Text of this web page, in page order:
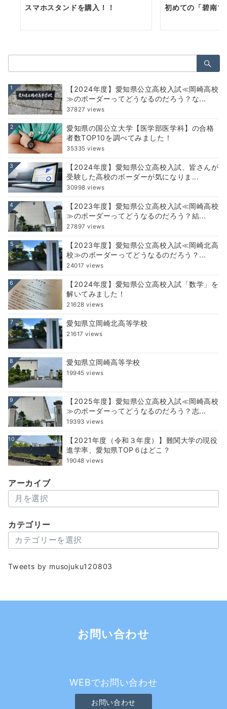
スマホスタンドを購入！！ 初めての「碧南
索：
1
【2024年度】愛知県公立高校入試≪岡崎高校
≫のボーダーってどうなるのだろう？な...
37827 views
2
愛知県の国公立大学【医学部医学科】の合格
者数TOP10を調べてみました！
35335 views
3
【2024年度】愛知県公立高校入試、皆さんが
受験した高校のボーダーが気になりま...
30998 views
4
【2023年度】愛知県公立高校入試≪岡崎高校
≫のボーダーってどうなるのだろう？結...
27897 views
5
【2023年度】愛知県公立高校入試≪岡崎北高
校≫のボーダーってどうなるのだろう？...
24017 views
6
【2024年度】愛知県公立高校入試「数学」を
解いてみました！
21628 views
7 愛知県立岡崎北高等学校
21617 views
8 愛知県立岡崎高等学校
19945 views
9
【2025年度】愛知県公立高校入試≪岡崎高校
≫のボーダーってどうなるのだろう？志...
19393 views
10
【2021年度（令和３年度）】難関大学の現役
進学率、愛知県TOP６はどこ？
19048 views
アーカイブ
ー
イ
カテゴリー
テ
リ
Tweets by musojuku120803
お問い合わせ
WEBでお問い合わせ
お問い合わせ